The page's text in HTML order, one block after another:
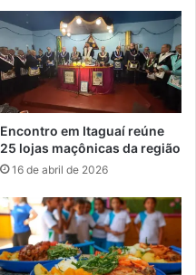
Encontro em Itaguaí reúne
25 lojas maçônicas da região
16 de abril de 2026